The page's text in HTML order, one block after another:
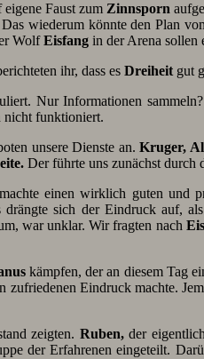
Faust zum Zinnsporn
wiederum könnte den Plan
WolfEisfang in der Arena sollen
ihr, dass es Dreiheit gut
Nur Informationen
nicht funktioniert.
unsere Dienste an.Kruger,
Der führte uns zunächst durch
einen wirklich guten und
sich der Eindruck auf,
war unklar. Wir fragten nach
kämpfen, der an diesem Tag
zufriedenen Eindruck machte.
zeigten. Ruben,der
der Erfahrenen eingeteilt.